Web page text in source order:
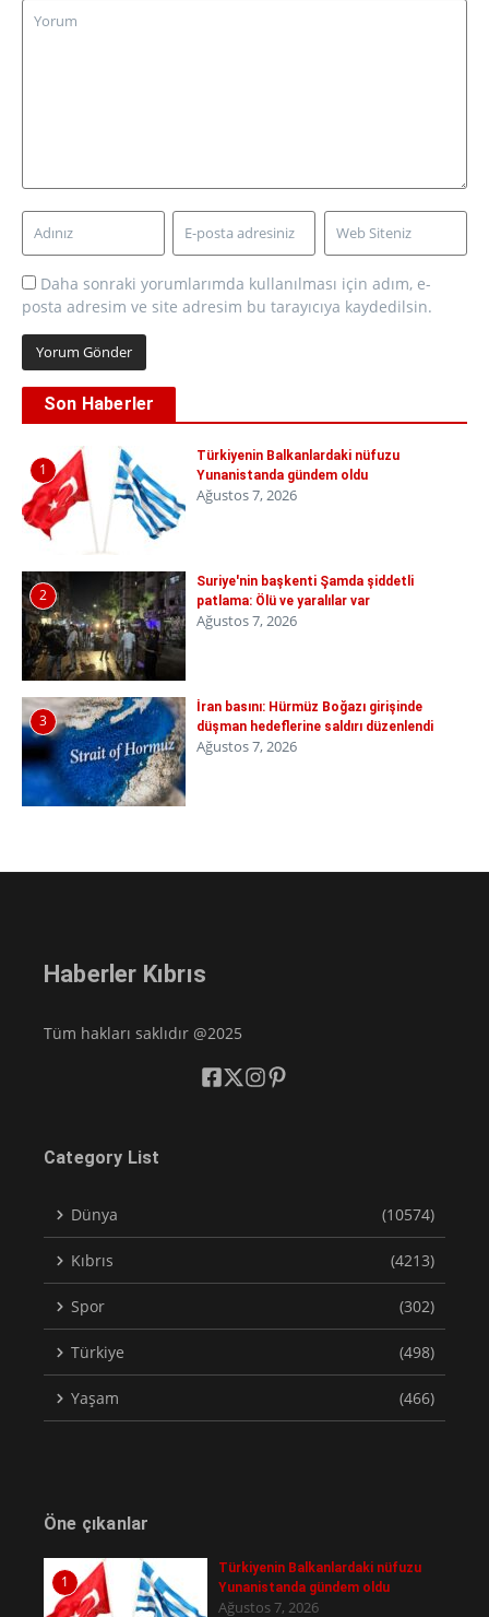
Daha sonraki yorumlarımda kullanılması için adım, e-
posta adresim ve site adresim bu tarayıcıya kaydedilsin.
Son Haberler
1
Türkiyenin Balkanlardaki nüfuzu
Yunanistanda gündem oldu
Ağustos 7, 2026
2
Suriye'nin başkenti Şamda şiddetli
patlama: Ölü ve yaralılar var
Ağustos 7, 2026
3
İran basını: Hürmüz Boğazı girişinde
düşman hedeflerine saldırı düzenlendi
Ağustos 7, 2026
Haberler Kıbrıs
Tüm hakları saklıdır @2025
Category List
Dünya (10574)
Kıbrıs (4213)
Spor (302)
Türkiye (498)
Yaşam (466)
Öne çıkanlar
1
Türkiyenin Balkanlardaki nüfuzu
Yunanistanda gündem oldu
Ağustos 7, 2026